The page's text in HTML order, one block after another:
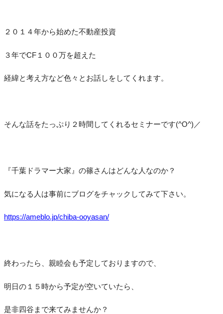
２０１４年から始めた不動産投資
３年でCF１００万を超えた
経緯と考え方など色々とお話しをしてくれます。
そんな話をたっぷり２時間してくれるセミナーです(^O^)／
『千葉ドラマー大家』の篠さんはどんな人なのか？
気になる人は事前にブログをチャックしてみて下さい。
https://ameblo.jp/chiba-ooyasan/
終わったら、親睦会も予定しておりますので、
明日の１５時から予定が空いていたら、
是非四谷まで来てみませんか？